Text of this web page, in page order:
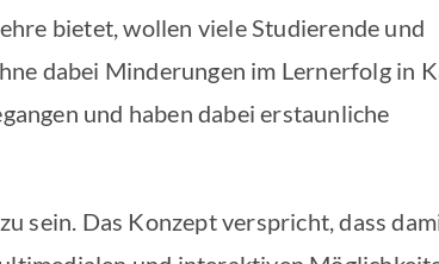
bietet, wollen viele Studierende und
dabei Minderungen im Lernerfolg in
und haben dabei erstaunliche
sein. Das Konzept verspricht, dass